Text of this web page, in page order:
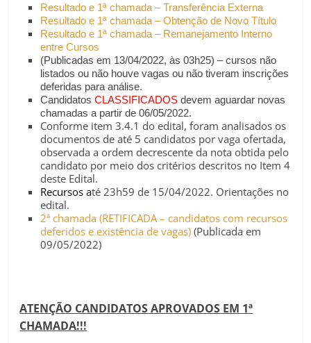
Resultado e 1ª chamada – Transferência Externa
Resultado e 1ª chamada – Obtenção de Novo Título
Resultado e 1ª chamada – Remanejamento Interno
entre Cursos
(Publicadas em 13/04/2022, às 03h25) – cursos não
listados ou não houve vagas ou não tiveram inscrições
deferidas para análise.
CandidatosCLASSIFICADOS devem aguardar novas
chamadas a partir de 06/05/2022.
Conforme item 3.4.1 do edital, foram analisados os
documentos de até 5 candidatos por vaga ofertada,
observada a ordem decrescente da nota obtida pelo
candidato por meio dos critérios descritos no Item 4
deste Edital.
Recursos até 23h59 de 15/04/2022. Orientações no
edital.
2ª chamada (RETIFICADA – candidatos com recursos
deferidos e existência de vagas) (Publicada em
09/05/2022)
ATENÇÃO CANDIDATOS APROVADOS EM 1ª
CHAMADA!!!